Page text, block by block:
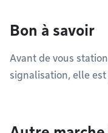
Bon à savoir
Avant de vous
signalisation, elle